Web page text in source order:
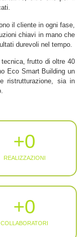
il cliente in ogni fase,
chiavi in mano che
durevoli nel tempo.
tecnica, frutto di oltre 40
Eco Smart Building un
ristrutturazione, sia in
REALIZZAZIONI
+0
COLLABORATORI
+0